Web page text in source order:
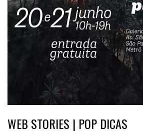
WEB STORIES | POP DICAS